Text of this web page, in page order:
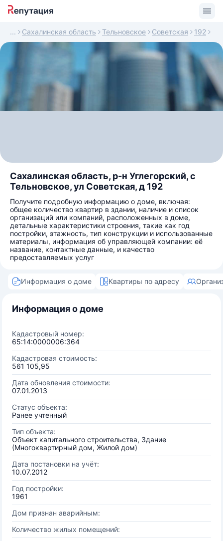
Сахалинская область Тельновское Советская 192
Сахалинская область, р-н Углегорский, с
Тельновское, ул Советская, д 192
Получите подробную информацию о доме, включая:
общее количество квартир в здании, наличие и список
организаций или компаний, расположенных в доме,
детальные характеристики строения, такие как год
постройки, этажность, тип конструкции и использованные
материалы, информация об управляющей компании: её
название, контактные данные, и качество
предоставляемых услуг
Информация о доме Квартиры по адресу
Информация о доме
Кадастровый номер:
65:14:0000006:364
Кадастровая стоимость:
561 105,95
Дата обновления стоимости:
07.01.2013
Статус объекта:
Ранее учтенный
Тип объекта:
Объект капитального строительства, Здание
(Многоквартирный дом, Жилой дом)
Дата постановки на учёт:
10.07.2012
Год постройки:
1961
Дом признан аварийным:
Количество жилых помещений: